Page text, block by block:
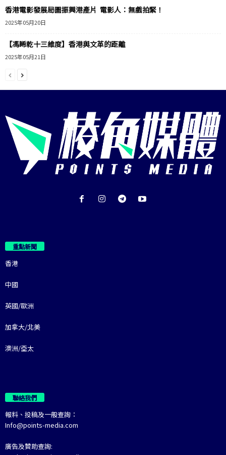
香港電影發展局圖振興港產片 電影人：無戲拍緊！
2025年05月20日
【馮睎乾十三維度】香港與文革的距離
2025年05月21日
重點新聞
香港
中國
英國/歐洲
加拿大/北美
澳洲/亞太
聯絡我們
報料、投稿及一般查詢：
Info@points-media.com
廣告及贊助查詢: